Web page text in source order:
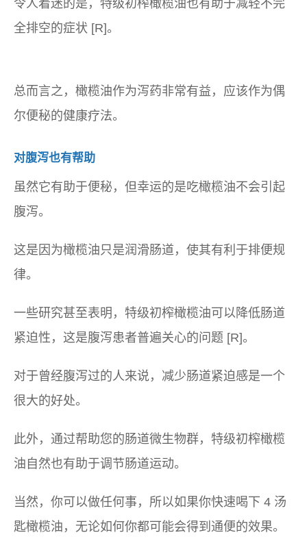
令人着迷的是，特级初榨橄榄油也有助于减轻不完
全排空的症状 [R]。
总而言之，橄榄油作为泻药非常有益，应该作为偶
尔便秘的健康疗法。
对腹泻也有帮助
虽然它有助于便秘，但幸运的是吃橄榄油不会引起
腹泻。
这是因为橄榄油只是润滑肠道，使其有利于排便规
律。
一些研究甚至表明，特级初榨橄榄油可以降低肠道
紧迫性，这是腹泻患者普遍关心的问题 [R]。
对于曾经腹泻过的人来说，减少肠道紧迫感是一个
很大的好处。
此外，通过帮助您的肠道微生物群，特级初榨橄榄
油自然也有助于调节肠道运动。
当然，你可以做任何事，所以如果你快速喝下 4 汤
匙橄榄油，无论如何你都可能会得到通便的效果。